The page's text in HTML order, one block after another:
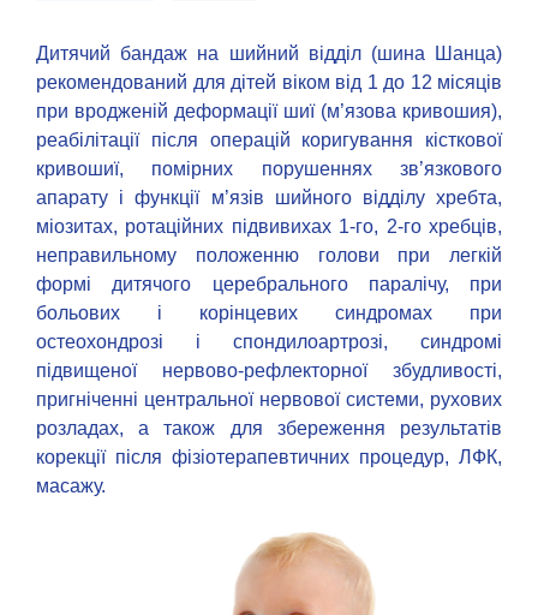
Дитячий бандаж на шийний відділ (шина Шанца)
рекомендований для дітей віком від 1 до 12 місяців
при вродженій деформації шиї (м’язова кривошия),
реабілітації після операцій коригування кісткової
кривошиї, помірних порушеннях зв’язкового
апарату і функції м’язів шийного відділу хребта,
міозитах, ротаційних підвивихах 1-го, 2-го хребців,
неправильному положенню голови при легкій
формі дитячого церебрального паралічу, при
больових і корінцевих синдромах при
остеохондрозі і спондилоартрозі, синдромі
підвищеної нервово-рефлекторної збудливості,
пригніченні центральної нервової системи, рухових
розладах, а також для збереження результатів
корекції після фізіотерапевтичних процедур, ЛФК,
масажу.